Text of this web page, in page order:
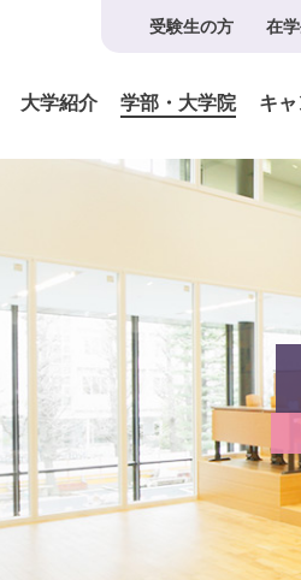
受験生の方 在
大学紹介 学部・大学院 キ